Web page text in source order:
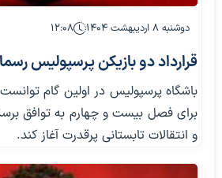
دوشنبه ۸ اردیبهشت ۱۴۰۴ ۱۲:۰۸
قرارداد دو بازیکن پرسپولیس
باشگاه پرسپولیس در اولین گام
برای فصل بیست و چهارم به توافق
و انتقالات تابستانی پرقدرت آغاز کند.